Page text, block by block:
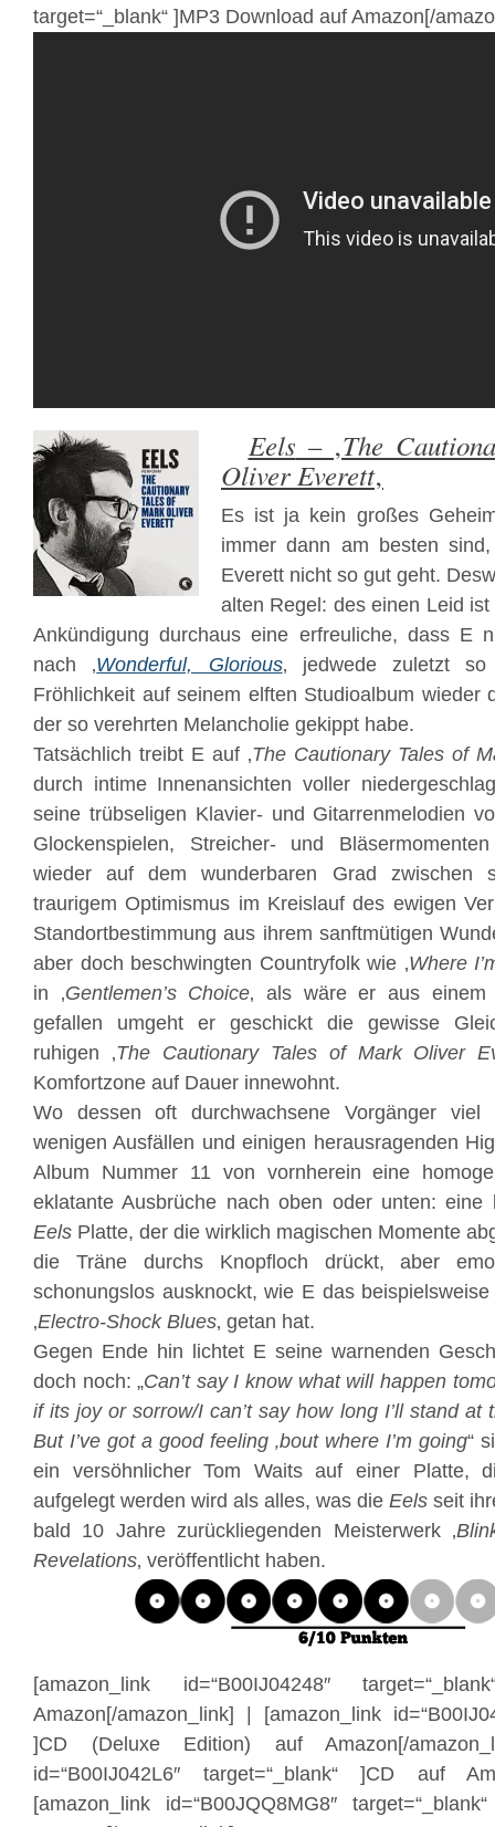
target=“_blank“ ]MP3 Download auf Amazon[/
Eels – ‚The
Oliver Everett‚
Es ist ja kein großes
immer dann am besten
Everett nicht so gut geht.
alten Regel: des einen Leid
Ankündigung durchaus eine erfreuliche, dass E
nach ‚Wonderful, Glorious‚ jedwede zuletzt so
Fröhlichkeit auf seinem elften Studioalbum wieder
der so verehrten Melancholie gekippt habe.
Tatsächlich treibt E auf ‚The Cautionary Tales of
durch intime Innenansichten voller
seine trübseligen Klavier- und Gitarrenmelodien
Glockenspielen, Streicher- und
wieder auf dem wunderbaren Grad zwischen
traurigem Optimismus im Kreislauf des ewigen
Standortbestimmung aus ihrem sanftmütigen
aber doch beschwingten Countryfolk wie ‚Where
in ‚Gentlemen’s Choice‚ als wäre er aus einem
gefallen umgeht er geschickt die gewisse
ruhigen ‚The Cautionary Tales of Mark Oliver
Komfortzone auf Dauer innewohnt.
Wo dessen oft durchwachsene Vorgänger viel
wenigen Ausfällen und einigen herausragenden
Album Nummer 11 von vornherein eine
eklatante Ausbrüche nach oben oder unten: eine
Eels Platte, der die wirklich magischen Momente
die Träne durchs Knopfloch drückt, aber
schonungslos ausknockt, wie E das
‚Electro-Shock Blues‚ getan hat.
Gegen Ende hin lichtet E seine warnenden
doch noch: „Can’t say I know what will happen
if its joy or sorrow/I can’t say how long I’ll stand at
But I’ve got a good feeling ‚bout where I’m going“
ein versöhnlicher Tom Waits auf einer Platte,
aufgelegt werden wird als alles, was die Eels seit
bald 10 Jahre zurückliegenden Meisterwerk ‚
Revelations‚ veröffentlicht haben.
[amazon_link id=“B00IJ04248″
Amazon[/amazon_link] | [amazon_link
]CD (Deluxe Edition) auf Amazon[/
id=“B00IJ042L6″ target=“_blank“ ]CD auf
[amazon_link id=“B00JQQ8MG8″